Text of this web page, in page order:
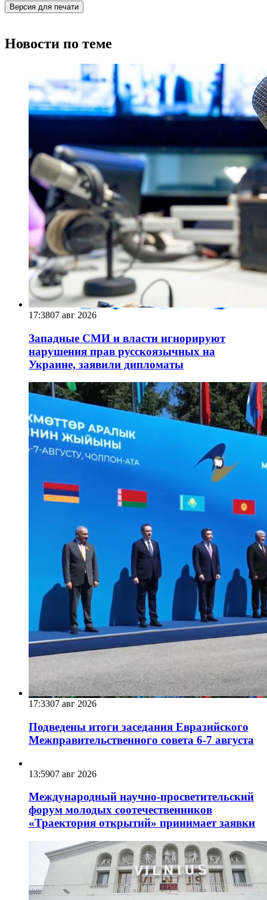
Версия для печати
Новости по теме
17:3807 авг 2026
Западные СМИ и власти игнорируют
нарушения прав русскоязычных на
Украине, заявили дипломаты
17:3307 авг 2026
Подведены итоги заседания Евразийского
Межправительственного совета 6-7 августа
13:5907 авг 2026
Международный научно-просветительский
форум молодых соотечественников
«Траектория открытий» принимает заявки